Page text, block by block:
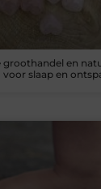
groothandel en
voor slaap en